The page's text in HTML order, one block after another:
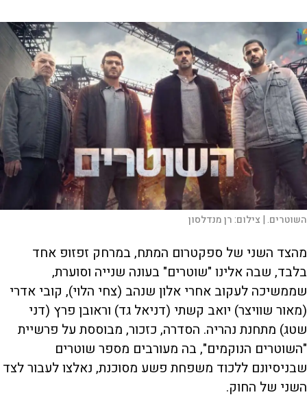
השוטרים. | צילום:רן מנדלסון
מהצד השני של ספקטרום המתח, במרחק זפזופ אחד
בלבד, שבה אלינו "שוטרים" בעונה שנייה וסוערת,
שממשיכה לעקוב אחרי אלון שנהב (צחי הלוי), קובי אדרי
(מאור שוויצר) יואב קשתי (דניאל גד) וראובן פרץ (דני
שטג) מתחנת נהריה. הסדרה, כזכור, מבוססת על פרשיית
"השוטרים הנוקמים", בה מעורבים מספר שוטרים
שבניסיונם ללכוד משפחת פשע מסוכנת, נאלצו לעבור לצד
השני של החוק.